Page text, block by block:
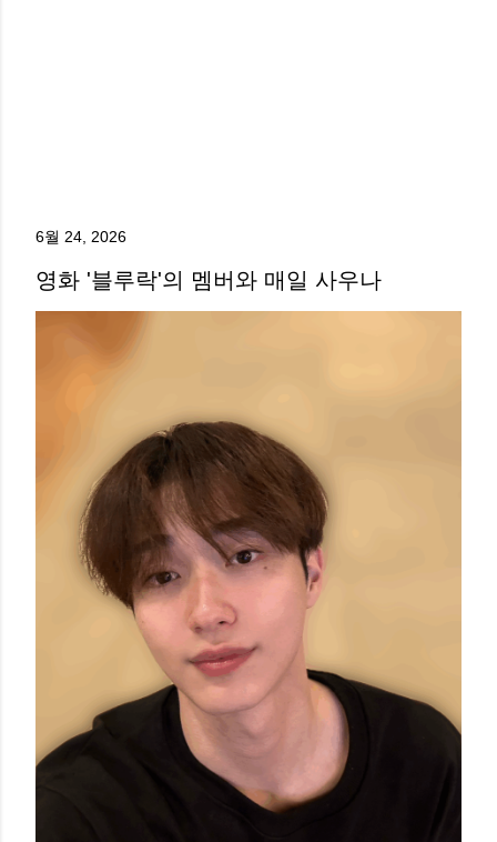
6월 24, 2026
영화 '블루락'의 멤버와 매일 사우나